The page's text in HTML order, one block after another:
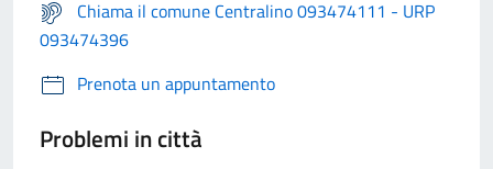
Chiama il comune Centralino 093474111 - URP
093474396
Prenota un appuntamento
Problemi in città